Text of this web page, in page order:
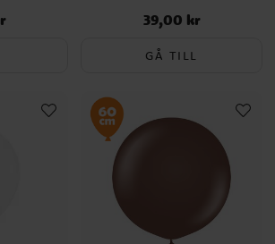
Pris:39,00 kr
39,00 kr
GÅ TILL